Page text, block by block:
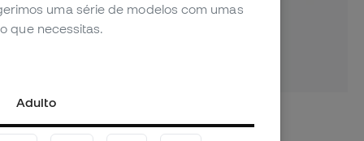
Sneakers Air Max Nova Criança
uma série de modelos com umas
que necessitas.
Adulto